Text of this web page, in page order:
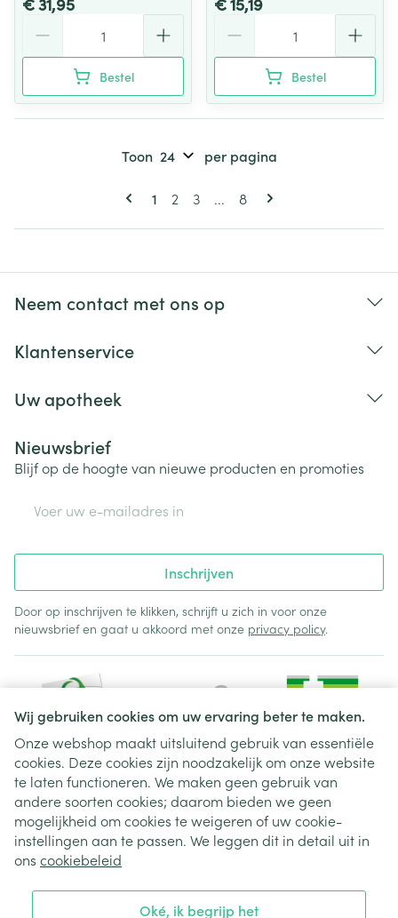
Wij gebruiken cookies om uw ervaring beter te maken.
Onze webshop maakt uitsluitend gebruik van essentiële
cookies. Deze cookies zijn noodzakelijk om onze website
te laten functioneren. We maken geen gebruik van
andere soorten cookies; daarom bieden we geen
mogelijkheid om cookies te weigeren of uw cookie-
instellingen aan te passen. We leggen dit in detail uit in
ons cookiebeleid
Oké, ik begrijp het
Bestel Bestel
Pagina's
U lees momenteel pagina
1 Pagina
2 Pagina
3 ... Pagina
8
Toon per pagina
Neem contact met ons op
Klantenservice
Uw apotheek
Nieuwsbrief
Blijf op de hoogte van nieuwe producten en promoties
Inschrijven
Door op inschrijven te klikken, schrijft u zich in voor onze
nieuwsbrief en gaat u akkoord met onze privacy policy.
Juridische links